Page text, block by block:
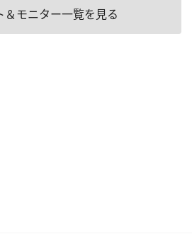
＆モニター一覧を見る